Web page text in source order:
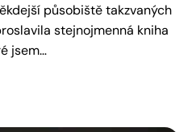
působiště takzvaných
stejnojmenná kniha
jsem…